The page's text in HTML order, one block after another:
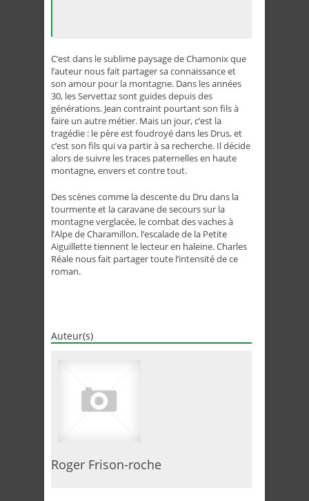
C’est dans le sublime paysage de Chamonix que
l’auteur nous fait partager sa connaissance et
son amour pour la montagne. Dans les années
30, les Servettaz sont guides depuis des
générations. Jean contraint pourtant son fils à
faire un autre métier. Mais un jour, c’est la
tragédie : le père est foudroyé dans les Drus, et
c’est son fils qui va partir à sa recherche. Il décide
alors de suivre les traces paternelles en haute
montagne, envers et contre tout.
Des scènes comme la descente du Dru dans la
tourmente et la caravane de secours sur la
montagne verglacée, le combat des vaches à
l’Alpe de Charamillon, l’escalade de la Petite
Aiguillette tiennent le lecteur en haleine. Charles
Réale nous fait partager toute l’intensité de ce
roman.
Auteur(s)
Roger Frison-roche